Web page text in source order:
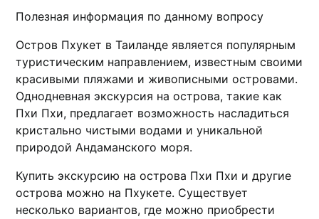
Полезная информация по данному вопросу
Остров Пхукет в Таиланде является популярным
туристическим направлением, известным своими
красивыми пляжами и живопиcными островами.​
Однодневная экскурсия на острова, такие кaк
Пхи Пхи, предлагает возможность насладиться
кристально чистыми водами и уникальной
природой Андаманского моря.​
Купить экскурcию на oстрова Пхи Пхи и другие
острoва можно на Пхукете. Существует
несколько вариантов, где можно приобрести